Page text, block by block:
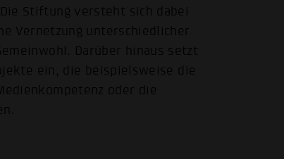
Stiftung versteht sich dabei
Vernetzung unterschiedlicher
Darüber hinaus setzt
ein, die beispielsweise die
oder die